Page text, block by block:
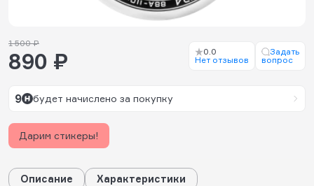
1 500 ₽
890 ₽
0.0
Нет отзывов
Задать
вопрос
9 будет начислено за покупку
Дарим стикеры!
Описание
Характеристики